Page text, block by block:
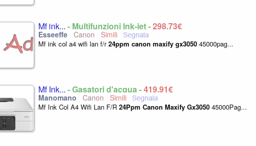
Mf ink... - Multifunzioni Ink-jet -298,73€
Canon
Mf ink col a4 wifi lan f/r24ppm canon maxify gx3050 45000pag...
Mf Ink... - Gasatori d'acqua -419,91€
Canon
Mf Ink Col A4 Wifi Lan F/R 24Ppm Canon Maxify Gx3050 45000Pag...